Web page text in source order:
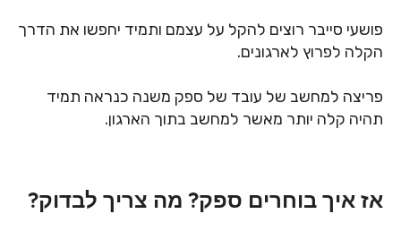
פושעי סייבר רוצים להקל על עצמם ותמיד יחפשו את הדרך
הקלה לפרוץ לארגונים.
פריצה למחשב של עובד של ספק משנה כנראה תמיד
תהיה קלה יותר מאשר למחשב בתוך הארגון.
אז איך בוחרים ספק? מה צריך לבדוק?